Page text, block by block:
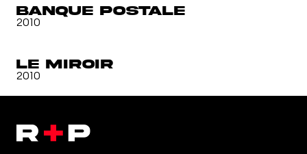
Banque postale
2010
Le Miroir
2010